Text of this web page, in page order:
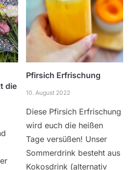
die
Pfirsich Erfrischung
10. August 2022
Diese Pfirsich Erfrischung
wird euch die heißen
Tage versüßen! Unser
Sommerdrink besteht aus
Kokosdrink (alternativ